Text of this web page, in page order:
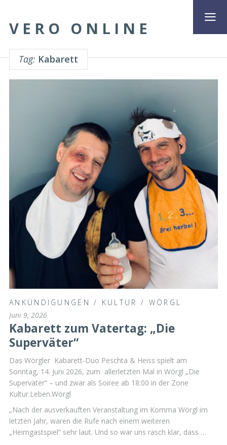
VERO ONLINE
Tag: Kabarett
ANKÜNDIGUNGEN / KULTUR / WÖRGL
Juni 9, 2026
Kabarett zum Vatertag: „Die
Superväter“
Das Wörgler Kabarett-Duo Peschta & Heiss spielt am
Sonntag, 14. Juni 2026, zum allerletzten Mal in Wörgl „Die
Superväter“ – und zwar als Soiree ab 18:00 in der Zone
Kultur.Leben.Wörgl
„Nach der ausverkauften Veranstaltung im Komma Wörgl im
letzten Jahr, waren die Rufe nach einem weiteren
„Heimgastspiel“ sehr laut. Und so war uns rasch klar, dass …